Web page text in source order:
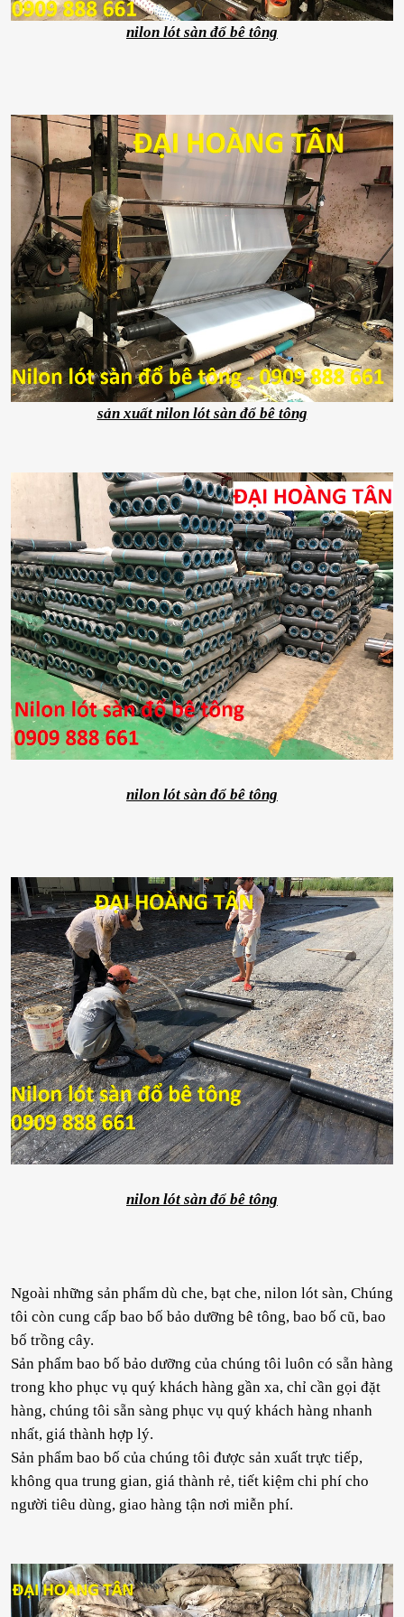
nilon lót sàn đổ bê tông
sản xuất nilon lót sàn đổ bê tông
nilon lót sàn đổ bê tông
nilon lót sàn đổ bê tông
Ngoài những sản phẩm dù che, bạt che, nilon lót sàn, Chúng
tôi còn cung cấp bao bố bảo dưỡng bê tông, bao bố cũ, bao
bố trồng cây.
Sản phẩm bao bố bảo dưỡng của chúng tôi luôn có sẵn hàng
trong kho phục vụ quý khách hàng gần xa, chỉ cần gọi đặt
hàng, chúng tôi sẵn sàng phục vụ quý khách hàng nhanh
nhất, giá thành hợp lý.
Sản phẩm bao bố của chúng tôi được sản xuất trực tiếp,
không qua trung gian, giá thành rẻ, tiết kiệm chi phí cho
người tiêu dùng, giao hàng tận nơi miễn phí.